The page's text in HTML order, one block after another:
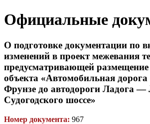
Официальные
О подготовке документации по
изменений в проект межевания
предусматривающей размещение
объекта «Автомобильная
Фрунзе до автодороги Ладога —
Судогодского шоссе»
Номер документа: 967